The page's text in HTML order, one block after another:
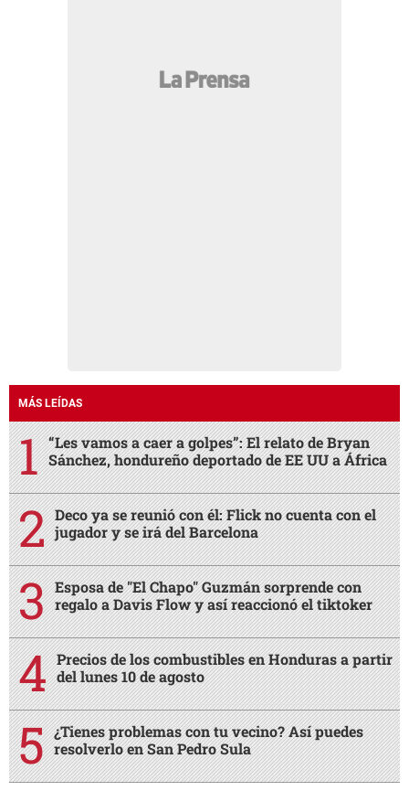
MÁS LEÍDAS
“Les vamos a caer a golpes”: El relato de Bryan
Sánchez, hondureño deportado de EE UU a África
Deco ya se reunió con él: Flick no cuenta con el
jugador y se irá del Barcelona
Esposa de "El Chapo" Guzmán sorprende con
regalo a Davis Flow y así reaccionó el tiktoker
Precios de los combustibles en Honduras a partir
del lunes 10 de agosto
¿Tienes problemas con tu vecino? Así puedes
resolverlo en San Pedro Sula